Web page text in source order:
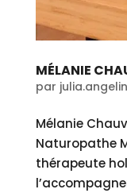
MÉLANIE
par
Mélanie
Naturopathe
thérapeute